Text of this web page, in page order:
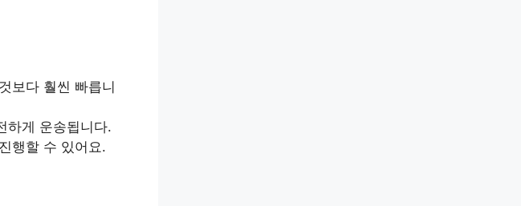
보다 훨씬 빠릅니
하게 운송됩니다.
행할 수 있어요.